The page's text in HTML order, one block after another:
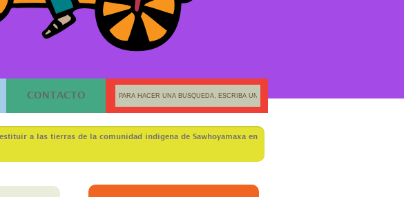
CONTACTO
a las tierras de la comunidad indigena de Sawhoyamaxa en